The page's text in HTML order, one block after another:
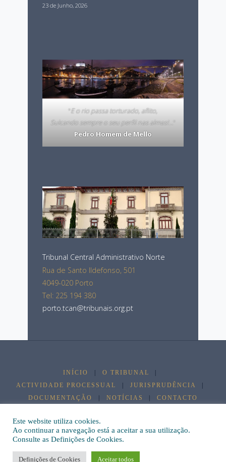
23 de Junho, 2026
"E o rio passa torturado, aflito,
Sulcando sempre o seu perfil nas almas!…"
Pedro Homem de Mello
Tribunal Central Administrativo Norte
Rua de Santo Ildefonso, 501
4049-020 Porto
Tel: 225 194 380
porto.tcan@tribunais.org.pt
INÍCIO O TRIBUNAL
ACTIVIDADE PROCESSUAL JURISPRUDÊNCIA
DOCUMENTAÇÃO NOTÍCIAS CONTACTO
©2026 Tribunal Central Administrativo Norte
Desenvolvimento e manutenção por
Este website utiliza cookies.
Ao continuar a navegação está a aceitar a sua utilização.
Consulte as Definições de Cookies.
Definições de Cookies Aceitar todos